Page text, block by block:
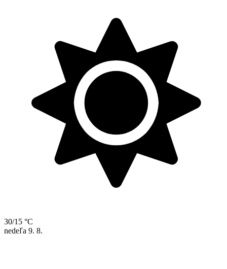
30/15 °C
nedeľa 9. 8.